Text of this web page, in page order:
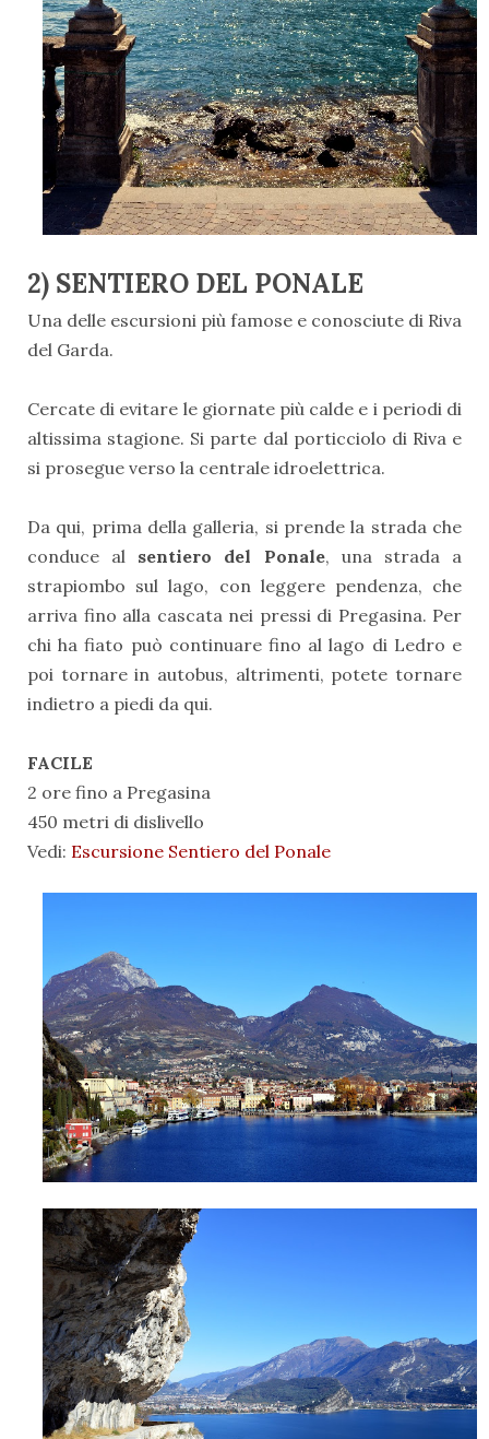
2) SENTIERO DEL PONALE
Una delle escursioni più famose e conosciute di Riva
del Garda.
Cercate di evitare le giornate più calde e i periodi di
altissima stagione. Si parte dal porticciolo di Riva e
si prosegue verso la centrale idroelettrica.
Da qui, prima della galleria, si prende la strada che
conduce al sentiero del Ponale, una strada a
strapiombo sul lago, con leggere pendenza, che
arriva fino alla cascata nei pressi di Pregasina. Per
chi ha fiato può continuare fino al lago di Ledro e
poi tornare in autobus, altrimenti, potete tornare
indietro a piedi da qui.
FACILE
2 ore fino a Pregasina
450 metri di dislivello
Vedi: Escursione Sentiero del Ponale